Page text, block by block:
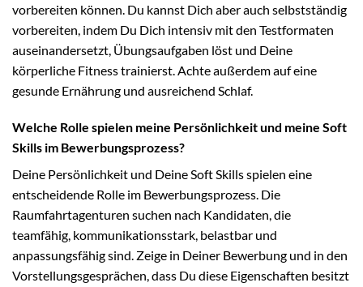
vorbereiten können. Du kannst Dich aber auch selbstständig
vorbereiten, indem Du Dich intensiv mit den Testformaten
auseinandersetzt, Übungsaufgaben löst und Deine
körperliche Fitness trainierst. Achte außerdem auf eine
gesunde Ernährung und ausreichend Schlaf.
Welche Rolle spielen meine Persönlichkeit und meine Soft
Skills im Bewerbungsprozess?
Deine Persönlichkeit und Deine Soft Skills spielen eine
entscheidende Rolle im Bewerbungsprozess. Die
Raumfahrtagenturen suchen nach Kandidaten, die
teamfähig, kommunikationsstark, belastbar und
anpassungsfähig sind. Zeige in Deiner Bewerbung und in den
Vorstellungsgesprächen, dass Du diese Eigenschaften besitzt